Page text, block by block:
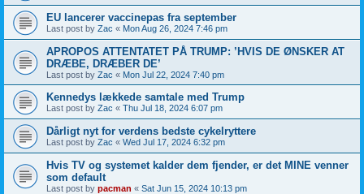
EU lancerer vaccinepas fra september
Last post by Zac « Mon Aug 26, 2024 7:46 pm
APROPOS ATTENTATET PÅ TRUMP: ’HVIS DE ØNSKER AT
DRÆBE, DRÆBER DE’
Last post by Zac « Mon Jul 22, 2024 7:40 pm
Kennedys lækkede samtale med Trump
Last post by Zac « Thu Jul 18, 2024 6:07 pm
Dårligt nyt for verdens bedste cykelryttere
Last post by Zac « Wed Jul 17, 2024 6:32 pm
Hvis TV og systemet kalder dem fjender, er det MINE venner
som default
Last post by pacman « Sat Jun 15, 2024 10:13 pm